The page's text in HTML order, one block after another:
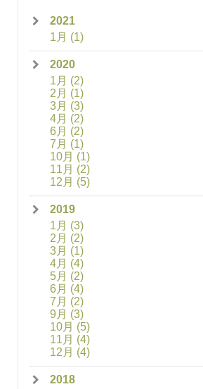
2021
1月 (1)
2020
1月 (2)
2月 (1)
3月 (3)
4月 (2)
6月 (2)
7月 (1)
10月 (1)
11月 (2)
12月 (5)
2019
1月 (3)
2月 (2)
3月 (1)
4月 (4)
5月 (2)
6月 (4)
7月 (2)
9月 (3)
10月 (5)
11月 (4)
12月 (4)
2018